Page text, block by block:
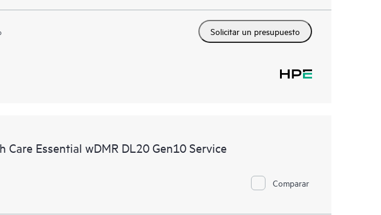
Solicitar un presupuesto
Care Essential wDMR DL20 Gen10 Service
Comparar